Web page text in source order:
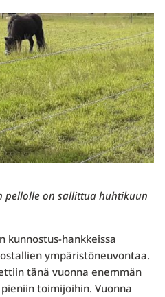
pellolle on sallittua huhtikuun
kunnostus-hankkeissa
ympäristöneuvontaa.
tänä vuonna enemmän
toimijoihin. Vuonna